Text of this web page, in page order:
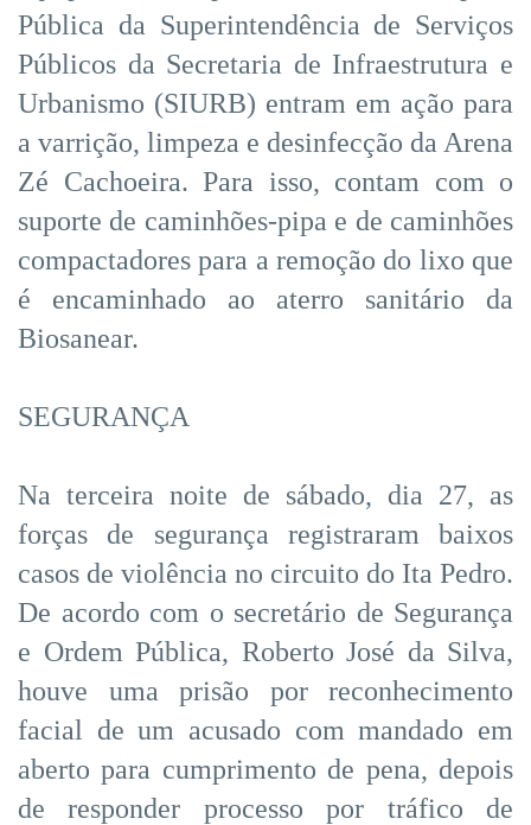
Pública da Superintendência de Serviços
Públicos da Secretaria de Infraestrutura e
Urbanismo (SIURB) entram em ação para
a varrição, limpeza e desinfecção da Arena
Zé Cachoeira. Para isso, contam com o
suporte de caminhões-pipa e de caminhões
compactadores para a remoção do lixo que
é encaminhado ao aterro sanitário da
Biosanear.
SEGURANÇA
Na terceira noite de sábado, dia 27, as
forças de segurança registraram baixos
casos de violência no circuito do Ita Pedro.
De acordo com o secretário de Segurança
e Ordem Pública, Roberto José da Silva,
houve uma prisão por reconhecimento
facial de um acusado com mandado em
aberto para cumprimento de pena, depois
de responder processo por tráfico de